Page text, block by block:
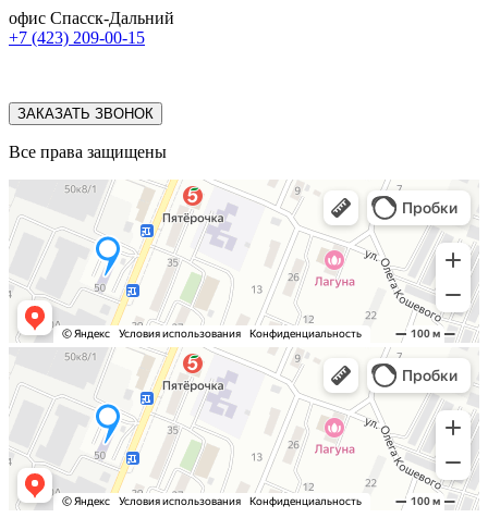
офис Спасск-Дальний
+7 (423) 209-00-15
ЗАКАЗАТЬ ЗВОНОК
Все права защищены